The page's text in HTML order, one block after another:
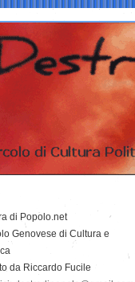
di Popolo.net
Genovese di Cultura e
da Riccardo Fucile